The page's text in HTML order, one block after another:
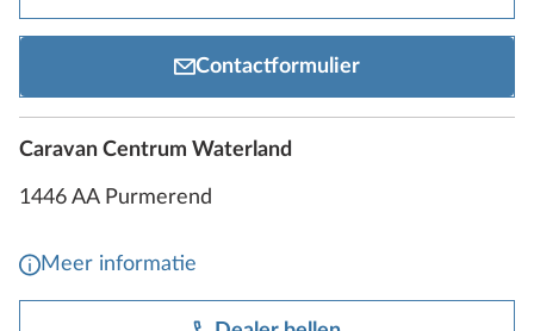
Contactformulier
Caravan Centrum Waterland
1446 AA Purmerend
Meer informatie